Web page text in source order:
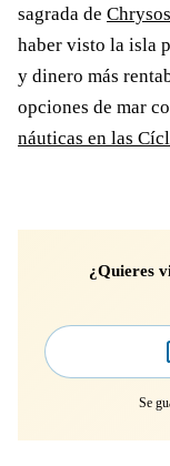
sagrada de
haber visto la isla
y dinero más
opciones de mar
náuticas en las
¿Quieres
Se